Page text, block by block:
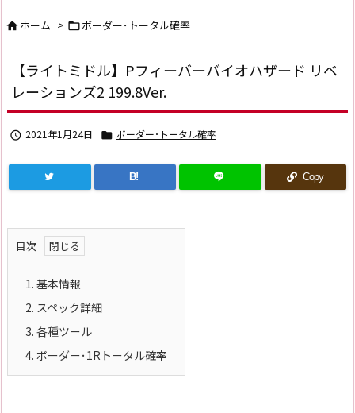
ホーム > ボーダー･トータル確率
【ライトミドル】Pフィーバーバイオハザード リベ
レーションズ2 199.8Ver.
 2021年1月24日  ボーダー･トータル確率
B! Copy
目次
1. 基本情報
2. スペック詳細
3. 各種ツール
4. ボーダー･1Rトータル確率